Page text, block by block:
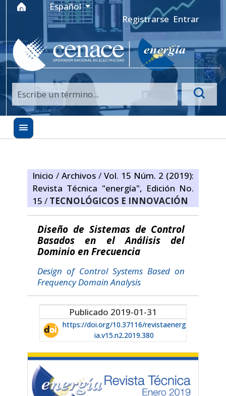
Ir al menú de navegación principal
Ir al contenido principal
Ir al pie de página del sitio
Idioma
Español
Registrarse Entrar
Inicio / Archivos / Vol. 15 Núm. 2 (2019):
Revista Técnica "energía", Edición No.
15 / TECNOLÓGICOS E INNOVACIÓN
Diseño de Sistemas de Control
Basados en el Análisis del
Dominio en Frecuencia
Design of Control Systems Based on
Frequency Domain Analysis
Publicado 2019-01-31
https://doi.org/10.37116/revistaenerg
ia.v15.n2.2019.380